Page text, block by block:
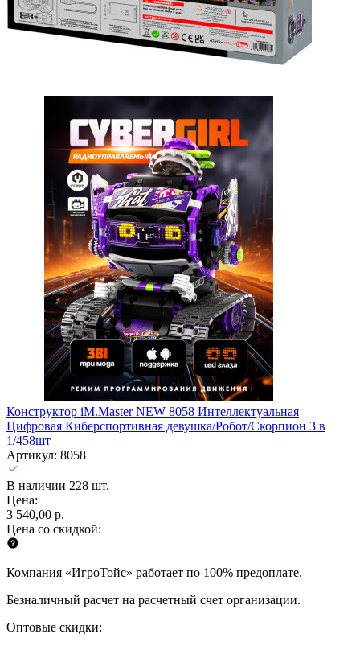
Конструктор iM.Master NEW 8058 Интеллектуальная
Цифровая Киберспортивная девушка/Робот/Скорпион 3 в
1/458шт
Артикул: 8058
В наличии 228 шт.
Цена:
3 540,00 р.
Цена со скидкой:
Компания «ИгроТойс» работает по 100% предоплате.
Безналичный расчет на расчетный счет организации.
Оптовые скидки: